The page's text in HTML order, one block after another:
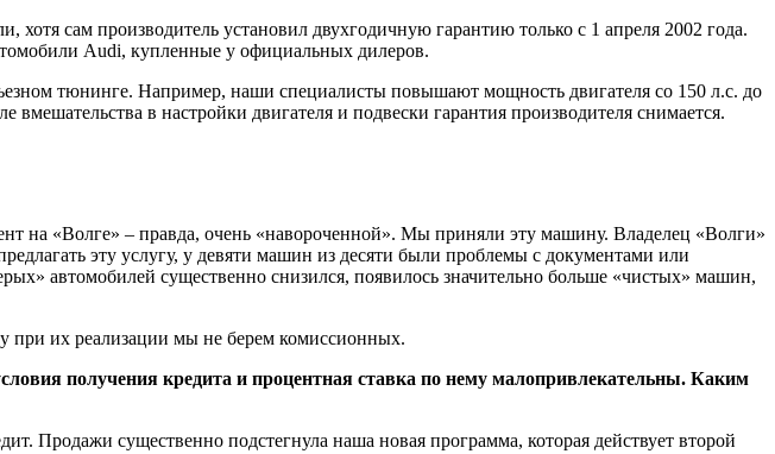
сам производитель установил двухгодичную гарантию только с 1 апреля 2002 года.
Audi, купленные у официальных дилеров.
тюнинге. Например, наши специалисты повышают мощность двигателя со 150 л.с. до
в настройки двигателя и подвески гарантия производителя снимается.
на «Волге» – правда, очень «навороченной». Мы приняли эту машину. Владелец «Волги»
эту услугу, у девяти машин из десяти были проблемы с документами или
автомобилей существенно снизился, появилось значительно больше «чистых» машин,
при их реализации мы не берем комиссионных.
получения кредита и процентная ставка по нему малопривлекательны. Каким
Продажи существенно подстегнула наша новая программа, которая действует второй